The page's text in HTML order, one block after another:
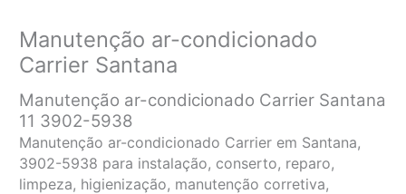
Manutenção ar-condicionado
Carrier Santana
Manutenção ar-condicionado Carrier Santana
11 3902-5938
Manutenção ar-condicionado Carrier em Santana,
3902-5938 para instalação, conserto, reparo,
limpeza, higienização, manutenção corretiva,